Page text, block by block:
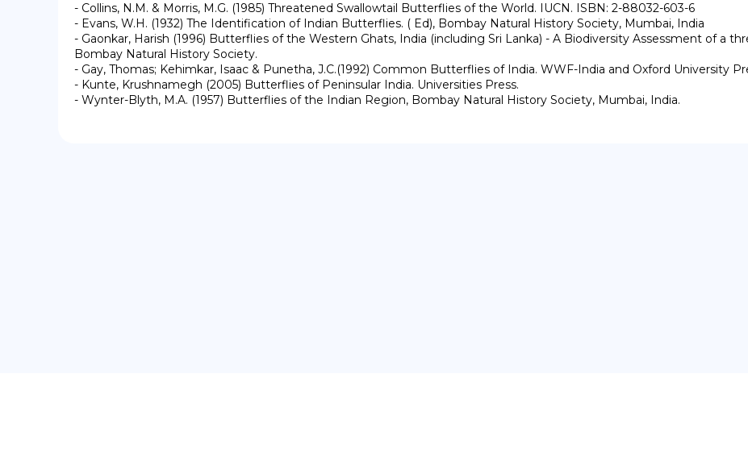
- Collins, N.M. & Morris, M.G. (1985) Threatened Swallowtail Butterflies of the World. IUCN. ISBN: 2-88032-603-6
- Evans, W.H. (1932) The Identification of Indian Butterflies. ( Ed), Bombay Natural History Society, Mumbai, India
- Gaonkar, Harish (1996) Butterflies of the Western Ghats, India (including Sri Lanka) - A Biodiversity Assessment of a
Bombay Natural History Society.
- Gay, Thomas; Kehimkar, Isaac & Punetha, J.C.(1992) Common Butterflies of India. WWF-India and Oxford University
- Kunte, Krushnamegh (2005) Butterflies of Peninsular India. Universities Press.
- Wynter-Blyth, M.A. (1957) Butterflies of the Indian Region, Bombay Natural History Society, Mumbai, India.